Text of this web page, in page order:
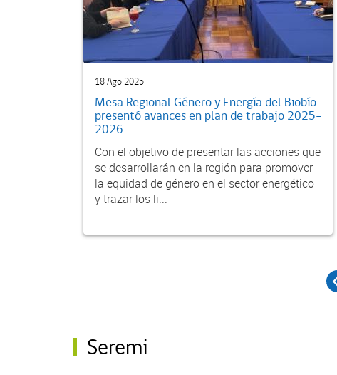
18 Ago 2025
Mesa Regional Género y Energía del Biobío
presentó avances en plan de trabajo 2025-
2026
Con el objetivo de presentar las acciones que
se desarrollarán en la región para promover
la equidad de género en el sector energético
y trazar los li...
Seremi